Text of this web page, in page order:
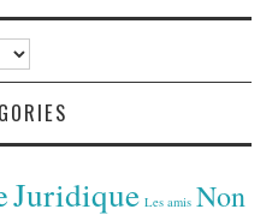
Juridique Les amis Non